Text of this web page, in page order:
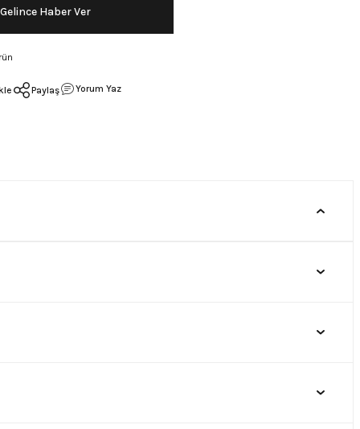
Gelince Haber Ver
Paylaş
Yorum Yaz